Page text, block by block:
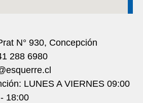
N° 930, Concepción
288 6980
LUNES A VIERNES 09:00
18:00